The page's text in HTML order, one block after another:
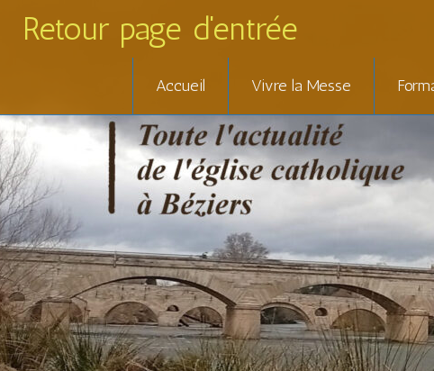
Retour page d'entrée
to
content
Accueil Vivre la Messe